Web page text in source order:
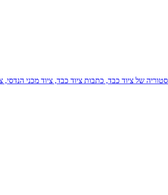
של ציוד כבד, כתבות ציוד כבד, ציוד מכני